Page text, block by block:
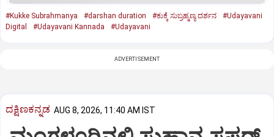
#Kukke Subrahmanya #darshan duration #ಕುಕ್ಕೆ ಸುಬ್ರಹ್ಮಣ್ಯ ದರ್ಶನ
#Udayavani
Digital
#Udayavani Kannada #Udayavani
ADVERTISEMENT
ದಕ್ಷಿಣಕನ್ನಡ AUG 8, 2026, 11:40 AM IST